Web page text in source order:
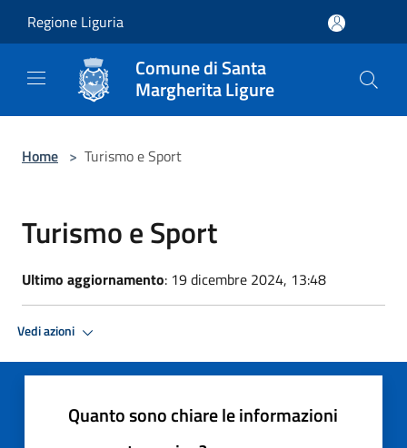
Regione Liguria
Comune di Santa
Margherita Ligure
Home > Turismo e Sport
Turismo e Sport
Ultimo aggiornamento: 19 dicembre 2024, 13:48
Vedi azioni
Quanto sono chiare le informazioni